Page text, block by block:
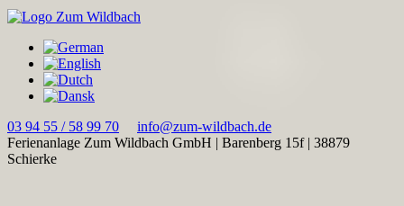
03 94 55 / 58 99 70
info@zum-wildbach.de
Ferienanlage Zum Wildbach GmbH | Barenberg 15f | 38879
Schierke